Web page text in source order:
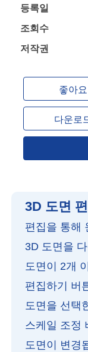
등록일
조회수
저작권
좋아
다운로
3D 도면
편집을 통해
3D 도면을
도면이 2개
편집하기 버
도면을 선택
스케일 조정
도면이 변경